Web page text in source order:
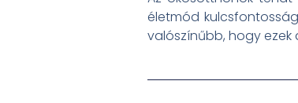
életmód
valószínűbb, hogy ezek